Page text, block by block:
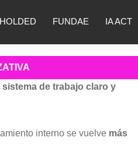
HOLDED FUNDAE IA ACT
de trabajo claro y
interno se vuelve más